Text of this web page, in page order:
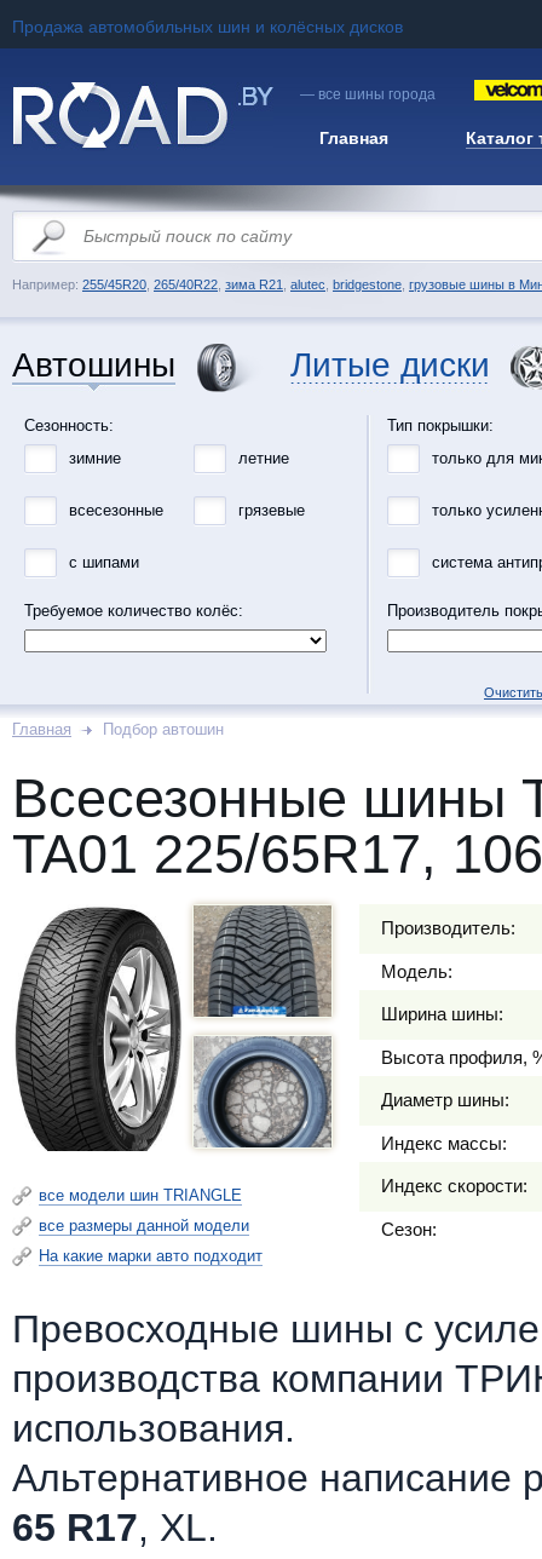
Продажа автомобильных шин и колёсных дисков
— все шины города
Главная Каталог
Например: 255/45R20 265/40R22 зима R21 alutec bridgestone грузовые шины в
Автошины Литые диски
Сезонность:
зимние
летние
всесезонные грязевые
с шипами
Требуемое количество колёс:
Тип покрышки:
только для
только
система
Производитель
Главная Подбор автошин
Всесезонные шины
TA01 225/65R17,
все модели шин TRIANGLE
все размеры данной модели
На какие марки авто подходит
Производитель:
Модель:
Ширина шины:
Высота профиля,
Диаметр шины:
Индекс массы:
Индекс скорости:
Сезон:
Превосходные шины c
производства компании
использования.
Альтернативное написание
65 R17, XL.